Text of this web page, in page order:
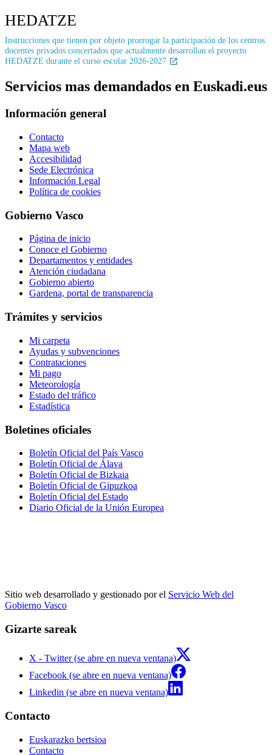
HEDATZE
Instrucciones que tienen por objeto prorrogar la participación de los centros
docentes privados concertados que actualmente desarrollan el proyecto
HEDATZE durante el curso escolar 2026-2027
Servicios mas demandados en Euskadi.eus
Información general
Contacto
Mapa web
Accesibilidad
Sede Electrónica
Información Legal
Política de cookies
Gobierno Vasco
Página de inicio
Conoce el Gobierno
Departamentos y entidades
Atención ciudadana
Gobierno abierto
Gardena, portal de transparencia
Trámites y servicios
Mi carpeta
Ayudas y subvenciones
Contrataciones
Mi pago
Meteorología
Estado del tráfico
Estadística
Boletines oficiales
Boletín Oficial del País Vasco
Boletín Oficial de Álava
Boletín Oficial de Bizkaia
Boletín Oficial de Gipuzkoa
Boletín Oficial del Estado
Diario Oficial de la Unión Europea
Sitio web desarrollado y gestionado por el Servicio Web del
Gobierno Vasco
Gizarte sareak
X - Twitter (se abre en nueva ventana)
Facebook (se abre en nueva ventana)
Linkedin (se abre en nueva ventana)
Contacto
Euskarazko bertsioa
Contacto